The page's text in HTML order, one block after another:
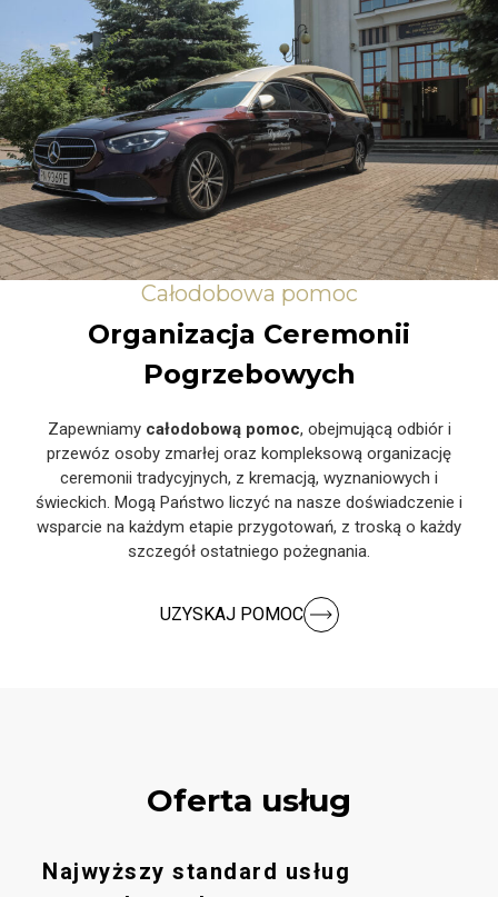
Całodobowa pomoc
Organizacja Ceremonii
Pogrzebowych
Zapewniamy całodobową pomoc, obejmującą odbiór i
przewóz osoby zmarłej oraz kompleksową organizację
ceremonii tradycyjnych, z kremacją, wyznaniowych i
świeckich. Mogą Państwo liczyć na nasze doświadczenie i
wsparcie na każdym etapie przygotowań, z troską o każdy
szczegół ostatniego pożegnania.
UZYSKAJ POMOC
Oferta usług
Najwyższy standard usług